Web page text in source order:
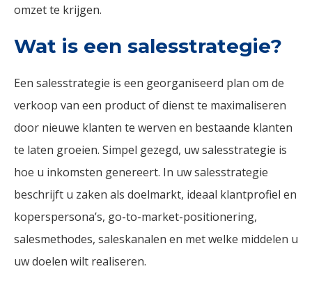
omzet te krijgen.
Wat is een salesstrategie?
Een salesstrategie is een georganiseerd plan om de
verkoop van een product of dienst te maximaliseren
door nieuwe klanten te werven en bestaande klanten
te laten groeien. Simpel gezegd, uw salesstrategie is
hoe u inkomsten genereert. In uw salesstrategie
beschrijft u zaken als doelmarkt, ideaal klantprofiel en
koperspersona’s, go-to-market-positionering,
salesmethodes, saleskanalen en met welke middelen u
uw doelen wilt realiseren.